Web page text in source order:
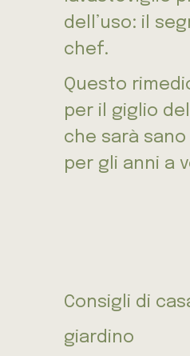
dell’uso: il
chef.
Questo
per il giglio
che sarà
per gli anni a
Consigli di
giardino